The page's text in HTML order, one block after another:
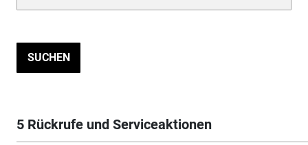
SUCHEN
5 Rückrufe und Serviceaktionen